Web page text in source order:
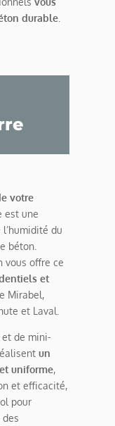
durable.
votre
est une
du
béton.
vous offre ce
et
Mirabel,
et Laval.
et de mini-
un
uniforme,
et efficacité,
pour